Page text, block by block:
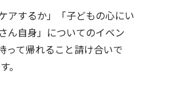
アするか」「子どもの心にい
ん自身」についてのイベン
って帰れること請け合いで
。